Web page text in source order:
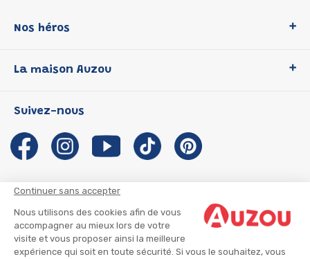
Continuer sans accepter
Nous utilisons des cookies afin de vous
accompagner au mieux lors de votre
visite et vous proposer ainsi la meilleure
expérience qui soit en toute sécurité. Si vous le souhaitez, vous
Nos héros
P'tit Loup
Les Influenceuses
Migali
Petite Taupe
La maison Auzou
Notre histoire
Auzou s'engage
Auteurs et illustrateurs Auzou
Suivre mon colis
Infos consommateur
Suivez-nous
CGU
CGV